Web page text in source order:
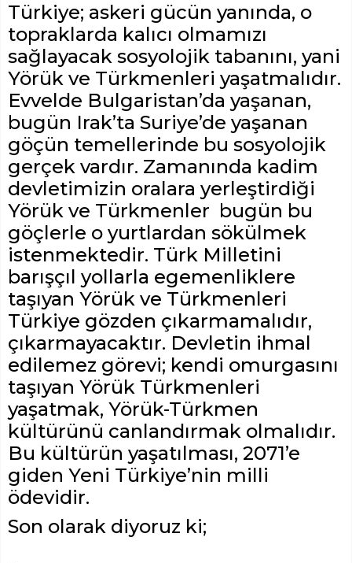
Türkiye; askeri gücün yanında, o
topraklarda kalıcı olmamızı
sağlayacak sosyolojik tabanını, yani
Yörük ve Türkmenleri yaşatmalıdır.
Evvelde Bulgaristan’da yaşanan,
bugün Irak’ta Suriye’de yaşanan
göçün temellerinde bu sosyolojik
gerçek vardır. Zamanında kadim
devletimizin oralara yerleştirdiği
Yörük ve Türkmenler bugün bu
göçlerle o yurtlardan sökülmek
istenmektedir. Türk Milletini
barışçıl yollarla egemenliklere
taşıyan Yörük ve Türkmenleri
Türkiye gözden çıkarmamalıdır,
çıkarmayacaktır. Devletin ihmal
edilemez görevi; kendi omurgasını
taşıyan Yörük Türkmenleri
yaşatmak, Yörük-Türkmen
kültürünü canlandırmak olmalıdır.
Bu kültürün yaşatılması, 2071’e
giden Yeni Türkiye’nin milli
ödevidir.
Son olarak diyoruz ki;